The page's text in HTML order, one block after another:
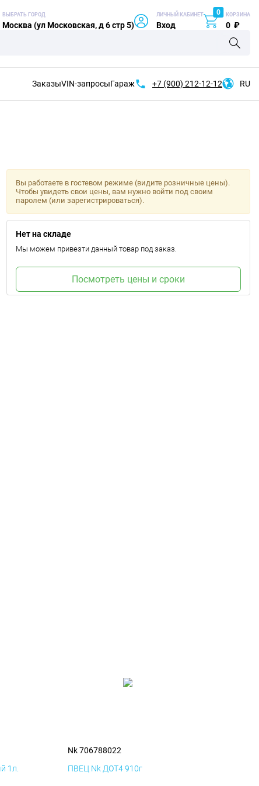
ВЫБРАТЬ ГОРОД
Москва (ул Московская, д 6 стр 5)
ЛИЧНЫЙ КАБИНЕТ
Вход
0 КОРЗИНА
0 ₽
ЗаказыVIN-запросыГараж +7 (900) 212-12-12 RU
Вы работаете в гостевом режиме (видите розничные цены).
Чтобы увидеть свои цены, вам нужно войти под своим
паролем (или зарегистрироваться).
Нет на складе
Мы можем привезти данный товар под заказ.
Посмотреть цены и сроки
1л.
Nk 706788022
ПВЕЦ Nk ДОТ4 910г